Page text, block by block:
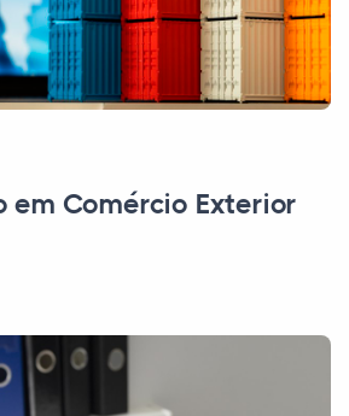
em Comércio Exterior